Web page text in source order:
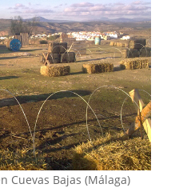
Cuevas Bajas (Málaga)